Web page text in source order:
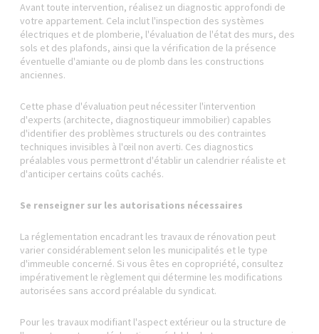
Avant toute intervention, réalisez un diagnostic approfondi de
votre appartement. Cela inclut l'inspection des systèmes
électriques et de plomberie, l'évaluation de l'état des murs, des
sols et des plafonds, ainsi que la vérification de la présence
éventuelle d'amiante ou de plomb dans les constructions
anciennes.
Cette phase d'évaluation peut nécessiter l'intervention
d'experts (architecte, diagnostiqueur immobilier) capables
d'identifier des problèmes structurels ou des contraintes
techniques invisibles à l'œil non averti. Ces diagnostics
préalables vous permettront d'établir un calendrier réaliste et
d'anticiper certains coûts cachés.
Se renseigner sur les autorisations nécessaires
La réglementation encadrant les travaux de rénovation peut
varier considérablement selon les municipalités et le type
d'immeuble concerné. Si vous êtes en copropriété, consultez
impérativement le règlement qui détermine les modifications
autorisées sans accord préalable du syndicat.
Pour les travaux modifiant l'aspect extérieur ou la structure de